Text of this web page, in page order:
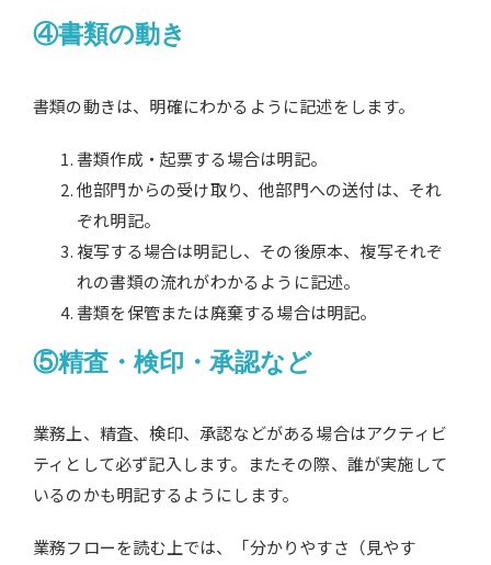
④書類の動き
書類の動きは、明確にわかるように記述をします。
書類作成・起票する場合は明記。
他部門からの受け取り、他部門への送付は、それ
ぞれ明記。
複写する場合は明記し、その後原本、複写それぞ
れの書類の流れがわかるように記述。
書類を保管または廃棄する場合は明記。
⑤精査・検印・承認など
業務上、精査、検印、承認などがある場合はアクティビ
ティとして必ず記入します。またその際、誰が実施して
いるのかも明記するようにします。
業務フローを読む上では、「分かりやすさ（見やす